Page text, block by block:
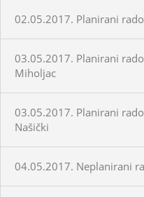
02.05.2017. Planirani
03.05.2017. Planirani
Miholjac
03.05.2017. Planirani
Našički
04.05.2017. Neplanirani